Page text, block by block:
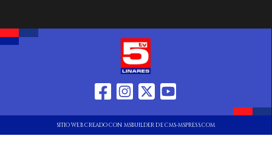
SITIO WEB CREADO CON MSBUILDER DE CMS-MSPRESS.COM